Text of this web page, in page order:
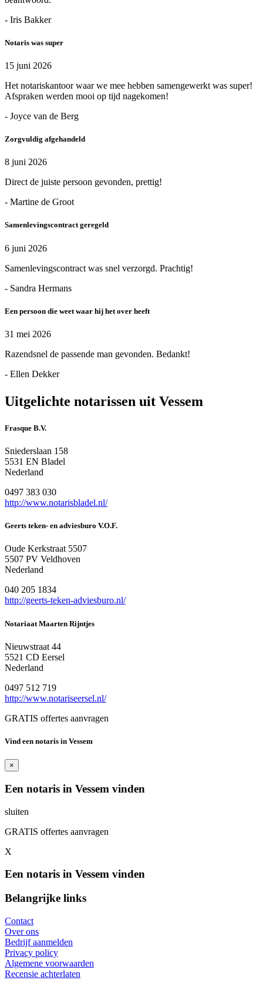
- Iris Bakker
Notaris was super
15 juni 2026
Het notariskantoor waar we mee hebben samengewerkt was super!
Afspraken werden mooi op tijd nagekomen!
- Joyce van de Berg
Zorgvuldig afgehandeld
8 juni 2026
Direct de juiste persoon gevonden, prettig!
- Martine de Groot
Samenlevingscontract geregeld
6 juni 2026
Samenlevingscontract was snel verzorgd. Prachtig!
- Sandra Hermans
Een persoon die weet waar hij het over heeft
31 mei 2026
Razendsnel de passende man gevonden. Bedankt!
- Ellen Dekker
Uitgelichte notarissen uit Vessem
Frasque B.V.
Sniederslaan 158
5531 EN Bladel
Nederland
0497 383 030
http://www.notarisbladel.nl/
Geerts teken- en adviesburo V.O.F.
Oude Kerkstraat 5507
5507 PV Veldhoven
Nederland
040 205 1834
http://geerts-teken-adviesburo.nl/
Notariaat Maarten Rijntjes
Nieuwstraat 44
5521 CD Eersel
Nederland
0497 512 719
http://www.notariseersel.nl/
GRATIS offertes aanvragen
Vind een notaris in Vessem
×
Een notaris in Vessem vinden
sluiten
GRATIS offertes aanvragen
X
Een notaris in Vessem vinden
Belangrijke links
Contact
Over ons
Bedrijf aanmelden
Privacy policy
Algemene voorwaarden
Recensie achterlaten